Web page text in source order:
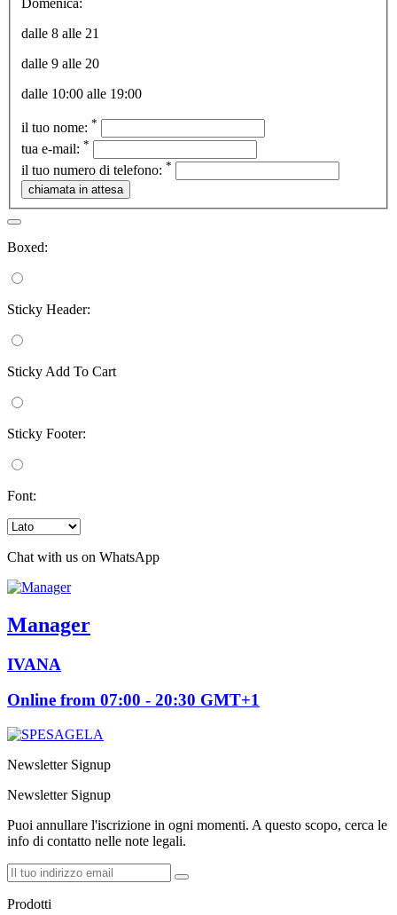
dalle 8 alle 21
dalle 9 alle 20
dalle 10:00 alle 19:00
il tuo nome: *
tua e-mail: *
il tuo numero di telefono: *
Boxed:
Sticky Header:
Sticky Add To Cart
Sticky Footer:
Font:
Chat with us on WhatsApp
Manager
IVANA
Online from 07:00 - 20:30 GMT+1
Newsletter Signup
Newsletter Signup
Puoi annullare l'iscrizione in ogni momenti. A questo scopo, cerca le
info di contatto nelle note legali.
Prodotti